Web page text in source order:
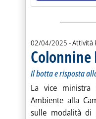
02/04/2025 - Attività
Il botta e risposta
La vice ministra
Ambiente alla
sulle modalità di